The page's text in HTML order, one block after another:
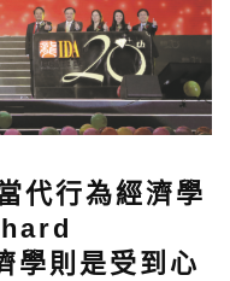
行為經濟學
學則是受到心